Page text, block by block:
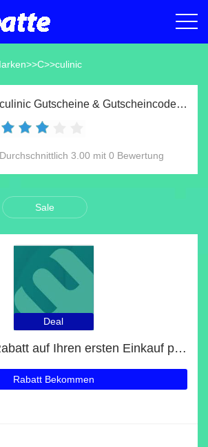
>>C>>culinic
culinic Gutscheine & Gutscheincodes Aug 2026
Durchschnittlich 3.00 mit 0 Bewertung
Sale
Deal
Mehr als 9% Rabatt auf Ihren ersten Einkauf plus 5% Rabatt auf Induktionskochfeld C-Schliff 90 cm
Rabatt Bekommen